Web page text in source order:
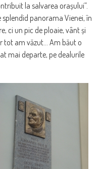
la salvarea orașului”.
panorama Vienei, în
ci un pic de ploaie, vânt și
tot am văzut… Am băut o
mai departe, pe dealurile